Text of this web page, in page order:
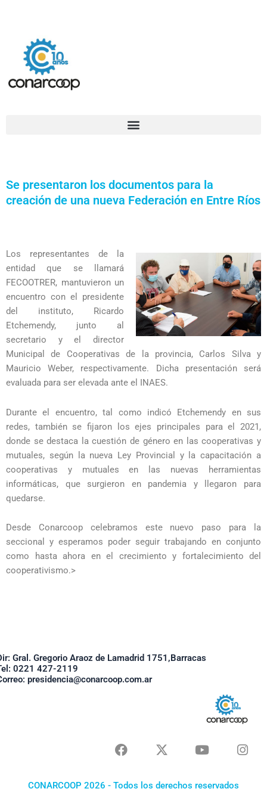
Se presentaron los documentos para la
creación de una nueva Federación en Entre Ríos
Los representantes de la
entidad que se llamará
FECOOTRER, mantuvieron un
encuentro con el presidente
del instituto, Ricardo
Etchemendy, junto al
secretario y el director
Municipal de Cooperativas de la provincia, Carlos Silva y
Mauricio Weber, respectivamente. Dicha presentación será
evaluada para ser elevada ante el INAES.
Durante el encuentro, tal como indicó Etchemendy en sus
redes, también se fijaron los ejes principales para el 2021,
donde se destaca la cuestión de género en las cooperativas y
mutuales, según la nueva Ley Provincial y la capacitación a
cooperativas y mutuales en las nuevas herramientas
informáticas, que surgieron en pandemia y llegaron para
quedarse.
Desde Conarcoop celebramos este nuevo paso para la
seccional y esperamos poder seguir trabajando en conjunto
como hasta ahora en el crecimiento y fortalecimiento del
cooperativismo.>
Gral. Gregorio Araoz de Lamadrid 1751,Barracas
0221 427-2119
presidencia@conarcoop.com.ar
F
a
e
b
X
-
w
i
Y
o
t
u
I
n
CONARCOOP 2026 - Todos los derechos reservados